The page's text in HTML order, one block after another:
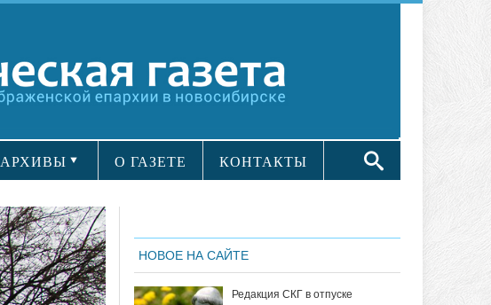
АРХИВЫ О ГАЗЕТЕ КОНТАКТЫ
НОВОЕ НА САЙТЕ
Редакция СКГ в отпуске